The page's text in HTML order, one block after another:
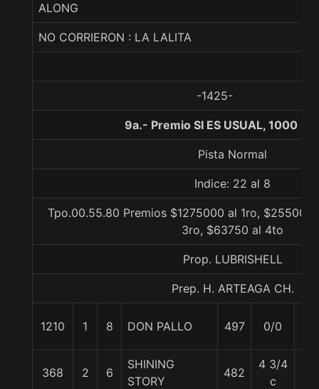
ALONG
NO CORRIERON : LA LALITA
-1425-
9a.- Premio SI ES USUAL, 1000
Pista Normal
Indice: 22 al 8
Tpo.00.55.80 Premios $1275000 al 1ro, $255000
3ro, $63750 al 4to
Prop. LUBRISHELL
Prep. H. ARTEAGA CH.
1210 1 8 DON PALLO 497 0/0
368 2 6
SHINING
STORY
482
4 3/4
c